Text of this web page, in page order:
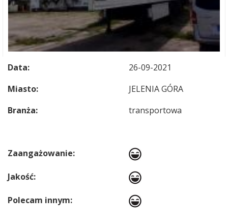
Data:
26-09-2021
Miasto:
JELENIA GÓRA
Branża:
transportowa
Zaangażowanie:
Jakość:
Polecam innym: